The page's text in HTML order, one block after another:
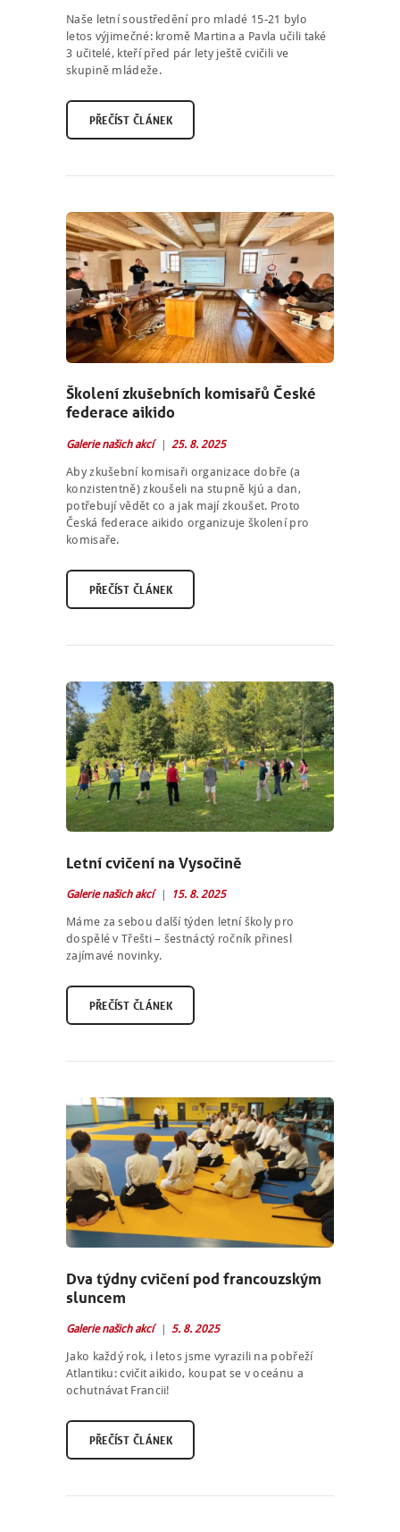
Naše letní soustředění pro mladé 15-21 bylo
letos výjimečné: kromě Martina a Pavla učili také
3 učitelé, kteří před pár lety ještě cvičili ve
skupině mládeže.
PŘEČÍST ČLÁNEK
Školení zkušebních komisařů České
federace aikido
Galerie našich akcí 25. 8. 2025
Aby zkušební komisaři organizace dobře (a
konzistentně) zkoušeli na stupně kjú a dan,
potřebují vědět co a jak mají zkoušet. Proto
Česká federace aikido organizuje školení pro
komisaře.
PŘEČÍST ČLÁNEK
Letní cvičení na Vysočině
Galerie našich akcí 15. 8. 2025
Máme za sebou další týden letní školy pro
dospělé v Třešti – šestnáctý ročník přinesl
zajímavé novinky.
PŘEČÍST ČLÁNEK
Dva týdny cvičení pod francouzským
sluncem
Galerie našich akcí 5. 8. 2025
Jako každý rok, i letos jsme vyrazili na pobřeží
Atlantiku: cvičit aikido, koupat se v oceánu a
ochutnávat Francii!
PŘEČÍST ČLÁNEK